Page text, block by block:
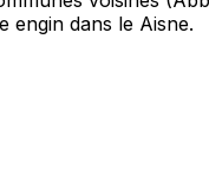
engin dans le Aisne.